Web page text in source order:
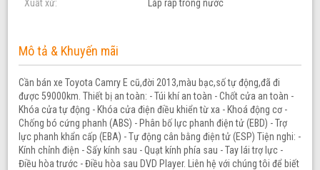
Xuất xứ: Lắp ráp trong nước
Mô tả & Khuyến mãi
Cần bán xe Toyota Camry E cũ,đời 2013,màu bạc,số tự động,đã đi
được 59000km. Thiết bị an toàn: - Túi khí an toàn - Chốt cửa an toàn -
Khóa cửa tự động - Khóa cửa điện điều khiển từ xa - Khoá động cơ -
Chống bó cứng phanh (ABS) - Phân bố lực phanh điện tử (EBD) - Trợ
lực phanh khẩn cấp (EBA) - Tự động cân bằng điện tử (ESP) Tiện nghi: -
Kính chỉnh điện - Sấy kính sau - Quạt kính phía sau - Tay lái trợ lực -
Điều hòa trước - Điều hòa sau DVD Player. Liên hệ với chúng tôi để biết